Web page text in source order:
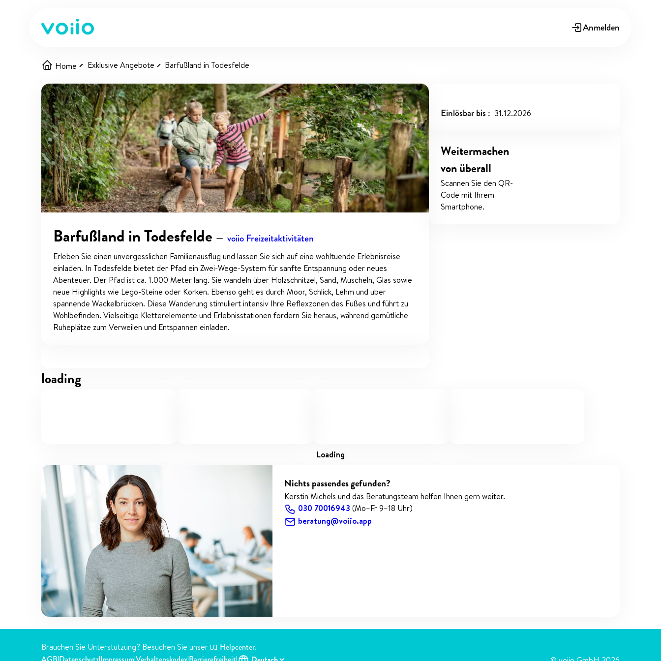
Anmelden
Home Exklusive Angebote Barfußland in Todesfelde
Barfußland in Todesfelde — voiio Freizeitaktivitäten
Erleben Sie einen unvergesslichen Familienausflug und lassen Sie sich auf eine wohltuende Erlebnisreise
einladen. In Todesfelde bietet der Pfad ein Zwei-Wege-System für sanfte Entspannung oder neues
Abenteuer. Der Pfad ist ca. 1.000 Meter lang. Sie wandeln über Holzschnitzel, Sand, Muscheln, Glas sowie
neue Highlights wie Lego-Steine oder Korken. Ebenso geht es durch Moor, Schlick, Lehm und über
spannende Wackelbrücken. Diese Wanderung stimuliert intensiv Ihre Reflexzonen des Fußes und führt zu
Wohlbefinden. Vielseitige Kletterelemente und Erlebnisstationen fordern Sie heraus, während gemütliche
Ruheplätze zum Verweilen und Entspannen einladen.
Einlösbar bis 31.12.2026
Weitermachen
von überall
Scannen Sie den QR-
Code mit Ihrem
Smartphone.
loading
loading
Nichts passendes gefunden?
Kerstin Michels und das Beratungsteam helfen Ihnen gern weiter.
030 70016943(Mo–Fr 9–18 Uhr)
beratung@voiio.app
Brauchen Sie Unterstützung? Besuchen Sie unser 📖 Helpcenter.